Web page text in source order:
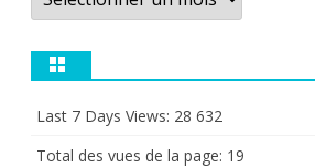
Last 7 Days Views: 28 632
Total des vues de la page: 19